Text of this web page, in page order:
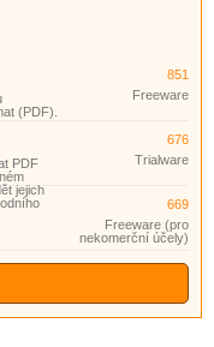
(PDF).
851
Freeware
PDF
jejich
676
Trialware
669
Freeware (pro
nekomerční účely)